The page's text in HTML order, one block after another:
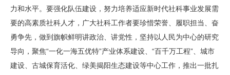
力和水平。要强化队伍建设，努力培养适应新时代社科事业发展需
要的高素质社科人才，广大社科工作者要珍惜荣誉、履职担当、奋
勇争先，做到旗帜鲜明讲政治、讲党性，坚持以人民为中心的研究
导向，聚焦“一化一海五优特”产业体系建设、“百千万工程”、城市
建设、古城保育活化、绿美揭阳生态建设等中心工作，推出一批扎